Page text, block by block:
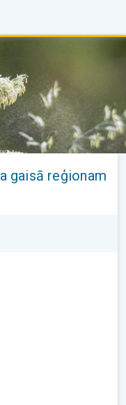
gaisā reģionam